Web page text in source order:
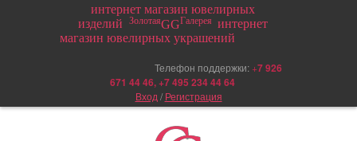
интернет магазин ювелирных
изделий
ЗолотаяGGГалерея интернет
магазин ювелирных украшений
Телефон поддержки: +7 926
671 44 46, +7 495 234 44 64
Вход / Регистрация